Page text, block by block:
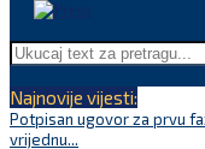
Najnovije vijesti:
Potpisan ugovor za prvu
vrijednu...